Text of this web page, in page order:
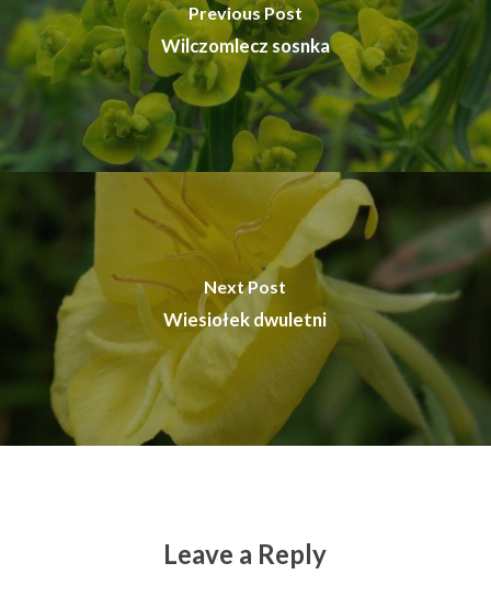
Previous Post
Wilczomlecz sosnka
Next Post
Wiesiołek dwuletni
Leave a Reply